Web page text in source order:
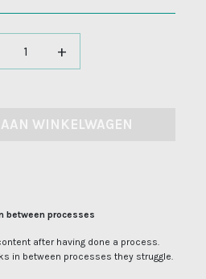
+
WINKELWAGEN
between processes
after having done a process.
in between processes they struggle.